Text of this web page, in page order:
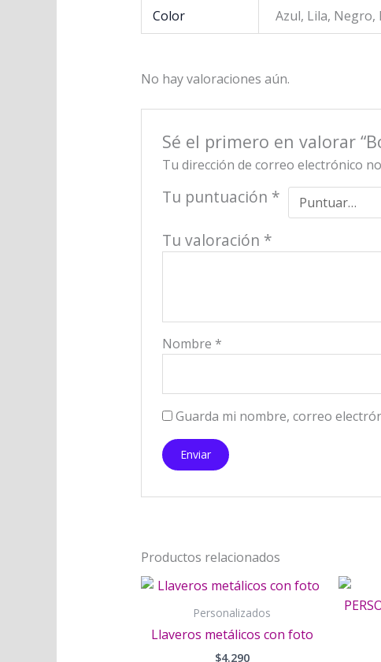
Color Azul, Lila, Negro,
No hay valoraciones aún.
Sé el primero en valorar
Tu dirección de correo electrónico
Tu puntuación *
Tu valoración *
Nombre *
Guarda mi nombre, correo
Productos relacionados
Personalizados
Llaveros metálicos con foto
$4.290
Este
producto
múltiples